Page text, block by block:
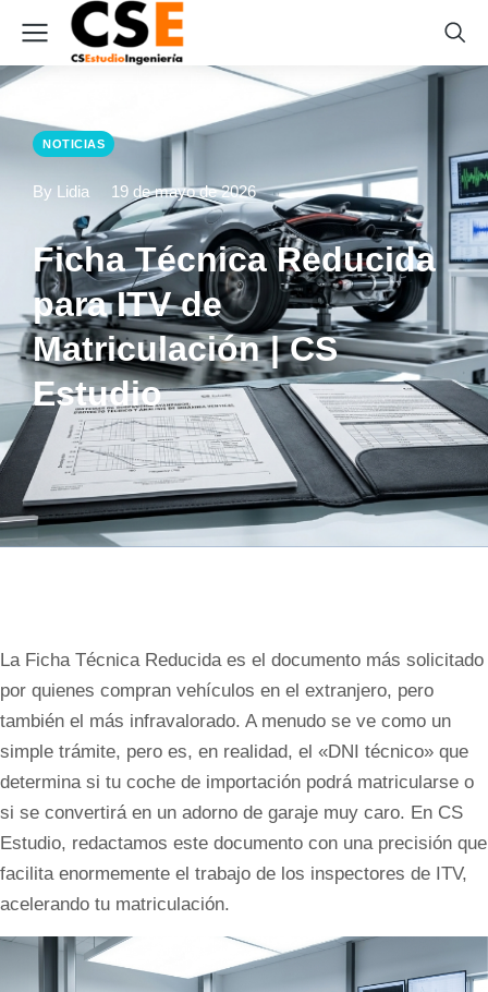
NOTICIAS
By Lidia 19 de mayo de 2026
Ficha Técnica Reducida
para ITV de
Matriculación | CS
Estudio
La Ficha Técnica Reducida es el documento más solicitado
por quienes compran vehículos en el extranjero, pero
también el más infravalorado. A menudo se ve como un
simple trámite, pero es, en realidad, el «DNI técnico» que
determina si tu coche de importación podrá matricularse o
si se convertirá en un adorno de garaje muy caro. En CS
Estudio, redactamos este documento con una precisión que
facilita enormemente el trabajo de los inspectores de ITV,
acelerando tu matriculación.